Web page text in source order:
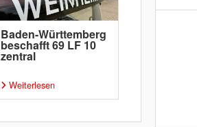
Baden-Württemberg
beschafft 69 LF 10
zentral
Weiterlesen